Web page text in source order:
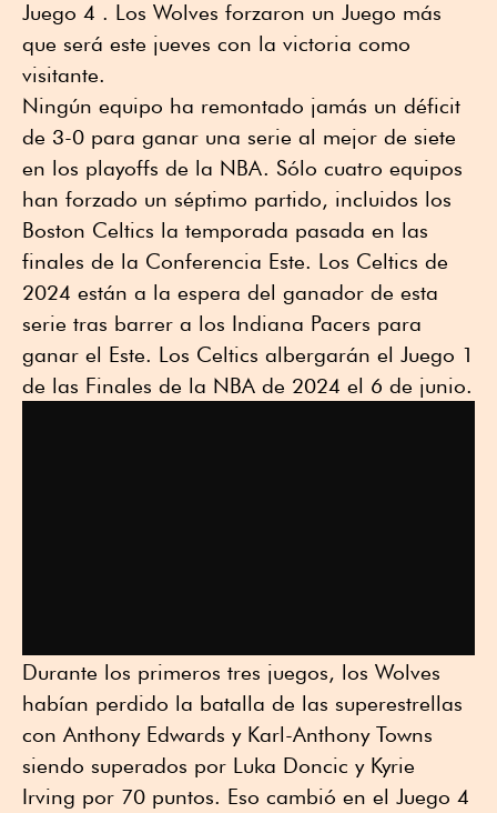
Juego 4 . Los Wolves forzaron un Juego más
que será este jueves con la victoria como
visitante.
Ningún equipo ha remontado jamás un déficit
de 3-0 para ganar una serie al mejor de siete
en los playoffs de la NBA. Sólo cuatro equipos
han forzado un séptimo partido, incluidos los
Boston Celtics la temporada pasada en las
finales de la Conferencia Este. Los Celtics de
2024 están a la espera del ganador de esta
serie tras barrer a los Indiana Pacers para
ganar el Este. Los Celtics albergarán el Juego 1
de las Finales de la NBA de 2024 el 6 de junio.
Durante los primeros tres juegos, los Wolves
habían perdido la batalla de las superestrellas
con Anthony Edwards y Karl-Anthony Towns
siendo superados por Luka Doncic y Kyrie
Irving por 70 puntos. Eso cambió en el Juego 4